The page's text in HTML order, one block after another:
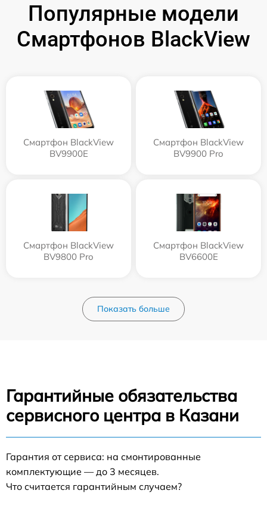
Популярные модели
Смартфонов BlackView
Смартфон BlackView
BV9900E
Смартфон BlackView
BV9900 Pro
Смартфон BlackView
BV9800 Pro
Смартфон BlackView
BV6600E
Показать больше
Гарантийные обязательства
сервисного центра в Казани
Гарантия от сервиса: на смонтированные
комплектующие — до 3 месяцев.
Что считается гарантийным случаем?